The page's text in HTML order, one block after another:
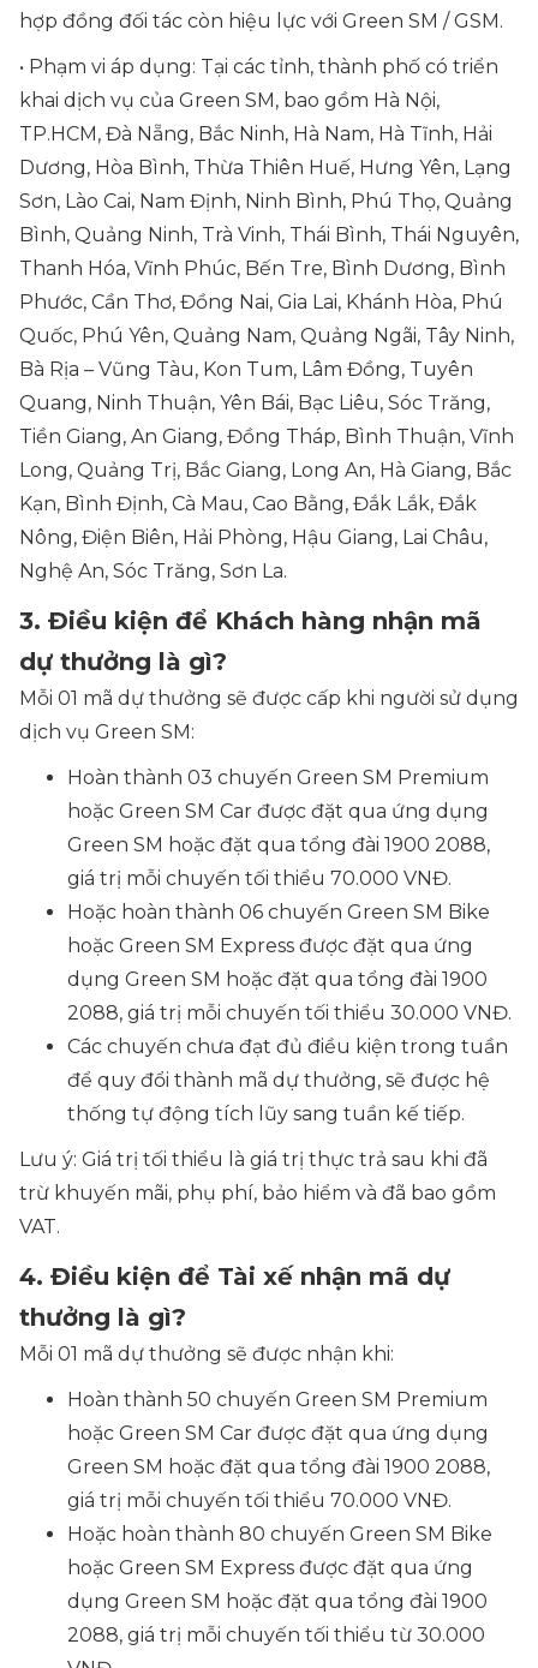
hợp đồng đối tác còn hiệu lực với Green SM / GSM.
• Phạm vi áp dụng: Tại các tỉnh, thành phố có triển
khai dịch vụ của Green SM, bao gồm Hà Nội,
TP.HCM, Đà Nẵng, Bắc Ninh, Hà Nam, Hà Tĩnh, Hải
Dương, Hòa Bình, Thừa Thiên Huế, Hưng Yên, Lạng
Sơn, Lào Cai, Nam Định, Ninh Bình, Phú Thọ, Quảng
Bình, Quảng Ninh, Trà Vinh, Thái Bình, Thái Nguyên,
Thanh Hóa, Vĩnh Phúc, Bến Tre, Bình Dương, Bình
Phước, Cần Thơ, Đồng Nai, Gia Lai, Khánh Hòa, Phú
Quốc, Phú Yên, Quảng Nam, Quảng Ngãi, Tây Ninh,
Bà Rịa – Vũng Tàu, Kon Tum, Lâm Đồng, Tuyên
Quang, Ninh Thuận, Yên Bái, Bạc Liêu, Sóc Trăng,
Tiền Giang, An Giang, Đồng Tháp, Bình Thuận, Vĩnh
Long, Quảng Trị, Bắc Giang, Long An, Hà Giang, Bắc
Kạn, Bình Định, Cà Mau, Cao Bằng, Đắk Lắk, Đắk
Nông, Điện Biên, Hải Phòng, Hậu Giang, Lai Châu,
Nghệ An, Sóc Trăng, Sơn La.
3. Điều kiện để Khách hàng nhận mã
dự thưởng là gì?
Mỗi 01 mã dự thưởng sẽ được cấp khi người sử dụng
dịch vụ Green SM:
Hoàn thành 03 chuyến Green SM Premium
hoặc Green SM Car được đặt qua ứng dụng
Green SM hoặc đặt qua tổng đài 1900 2088,
giá trị mỗi chuyến tối thiểu 70.000 VNĐ.
Hoặc hoàn thành 06 chuyến Green SM Bike
hoặc Green SM Express được đặt qua ứng
dụng Green SM hoặc đặt qua tổng đài 1900
2088, giá trị mỗi chuyến tối thiểu 30.000 VNĐ.
Các chuyến chưa đạt đủ điều kiện trong tuần
để quy đổi thành mã dự thưởng, sẽ được hệ
thống tự động tích lũy sang tuần kế tiếp.
Lưu ý: Giá trị tối thiểu là giá trị thực trả sau khi đã
trừ khuyến mãi, phụ phí, bảo hiểm và đã bao gồm
VAT.
4. Điều kiện để Tài xế nhận mã dự
thưởng là gì?
Mỗi 01 mã dự thưởng sẽ được nhận khi:
Hoàn thành 50 chuyến Green SM Premium
hoặc Green SM Car được đặt qua ứng dụng
Green SM hoặc đặt qua tổng đài 1900 2088,
giá trị mỗi chuyến tối thiểu 70.000 VNĐ.
Hoặc hoàn thành 80 chuyến Green SM Bike
hoặc Green SM Express được đặt qua ứng
dụng Green SM hoặc đặt qua tổng đài 1900
2088, giá trị mỗi chuyến tối thiểu từ 30.000